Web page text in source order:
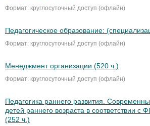
Формат: круглосуточный доступ (офлайн)
Педагогическое образование:
Формат: круглосуточный доступ (офлайн)
Менеджмент организации (520 ч.)
Формат: круглосуточный доступ (офлайн)
Педагогика раннего развития.
детей раннего возраста в соответствии
(252 ч.)